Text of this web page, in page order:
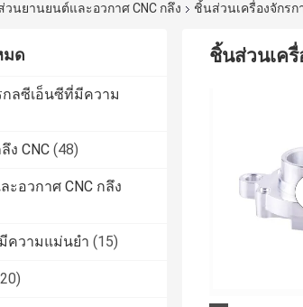
นยานยนต์และอวกาศ CNC กลึง ชิ้นส่วนเครื่องจักร
ด
กลซีเอ็นซีที่มีความ
CNC (48)
อวกาศ CNC กลึง
ความแม่นยำ (15)
ชิ้นส่วนเค